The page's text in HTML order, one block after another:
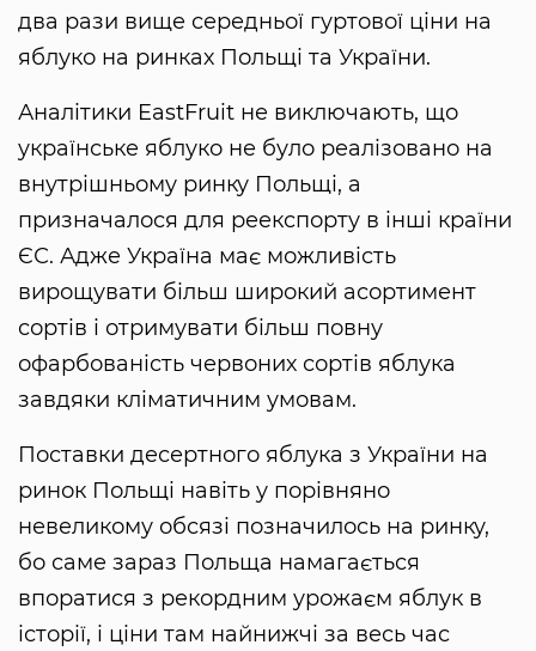
два рази вище середньої гуртової ціни на
яблуко на ринках Польщі та України.
Аналітики EastFruit не виключають, що
українське яблуко не було реалізовано на
внутрішньому ринку Польщі, а
призначалося для реекспорту в інші країни
ЄС. Адже Україна має можливість
вирощувати більш широкий асортимент
сортів і отримувати більш повну
офарбованість червоних сортів яблука
завдяки кліматичним умовам.
Поставки десертного яблука з України на
ринок Польщі навіть у порівняно
невеликому обсязі позначилось на ринку,
бо саме зараз Польща намагається
впоратися з рекордним урожаєм яблук в
історії, і ціни там найнижчі за весь час